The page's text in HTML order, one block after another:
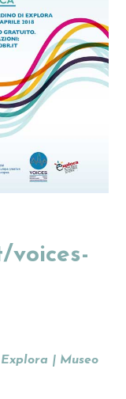
voices-
Explora | Museo